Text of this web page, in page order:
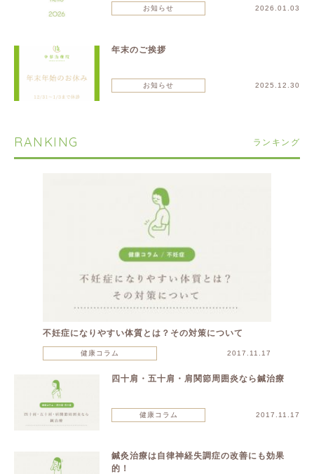
お知らせ 2026.01.03
年末のご挨拶
お知らせ 2025.12.30
RANKING ランキング
不妊症になりやすい体質とは？その対策について
健康コラム 2017.11.17
四十肩・五十肩・肩関節周囲炎なら鍼治療
健康コラム 2017.11.17
鍼灸治療は自律神経失調症の改善にも効果
的！